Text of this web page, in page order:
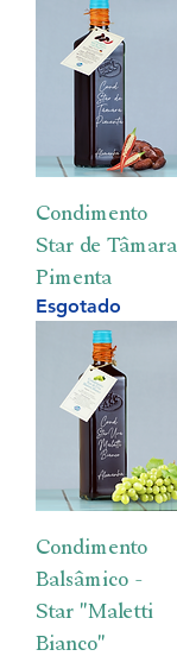
Condimento
Star de Tâmara
Pimenta
Esgotado
Condimento
Balsâmico -
Star "Maletti
Bianco"